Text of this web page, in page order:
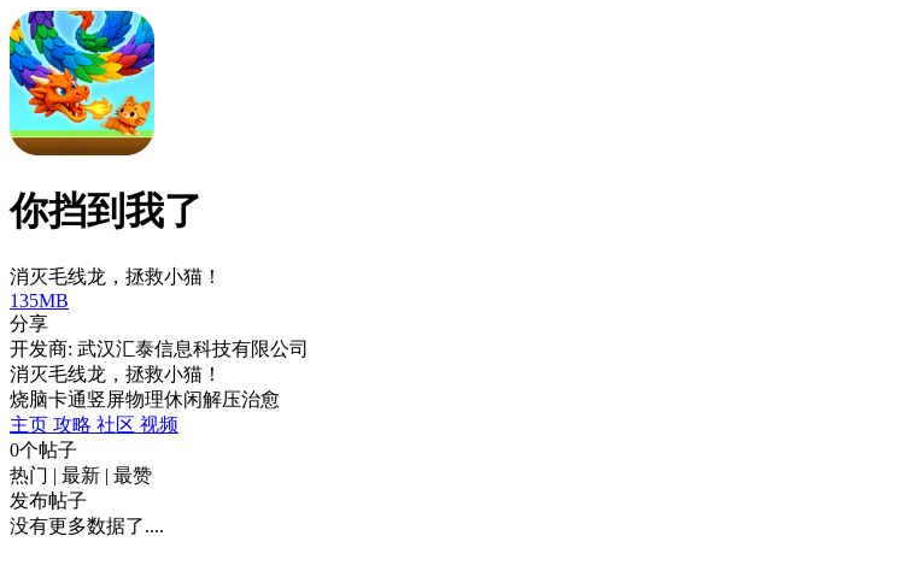
你挡到我了
消灭毛线龙，拯救小猫！
135MB
分享
开发商: 武汉汇泰信息科技有限公司
消灭毛线龙，拯救小猫！
烧脑卡通竖屏物理休闲解压治愈
主页 攻略 社区 视频
0个帖子
热门 | 最新 | 最赞
发布帖子
没有更多数据了....